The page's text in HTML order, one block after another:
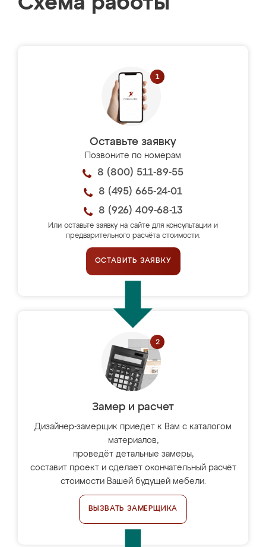
Оставьте заявку
Позвоните по номерам
8 (800) 511-89-55
8 (495) 665-24-01
8 (926) 409-68-13
Или оставьте заявку на сайте для консультации и
предварительного расчёта стоимости.
ОСТАВИТЬ ЗАЯВКУ
Замер и расчет
Дизайнер-замерщик приедет к Вам с каталогом
материалов,
проведёт детальные замеры,
составит проект и сделает окончательный расчёт
стоимости Вашей будущей мебели.
ВЫЗВАТЬ ЗАМЕРЩИКА